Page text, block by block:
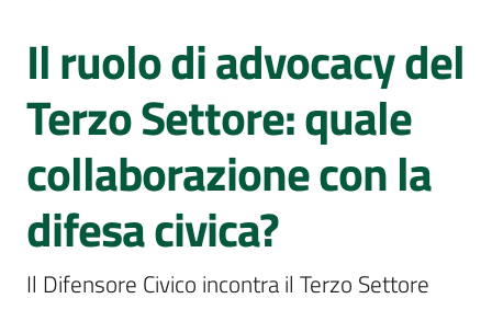
aperte
in
Assemblea
Mostre
itineranti
Percorsi
sulla
memoria
Salta al contenuto
Il ruolo di advocacy del
Terzo Settore: quale
collaborazione con la
difesa civica?
Il Difensore Civico incontra il Terzo Settore